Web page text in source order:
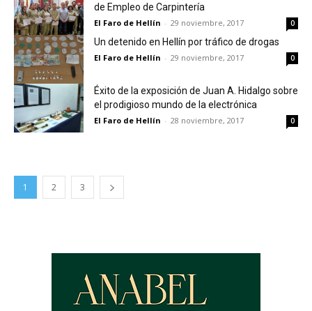
de Empleo de Carpintería
El Faro de Hellín - 29 noviembre, 2017 0
Un detenido en Hellín por tráfico de drogas
El Faro de Hellín - 29 noviembre, 2017 0
Éxito de la exposición de Juan A. Hidalgo sobre
el prodigioso mundo de la electrónica
El Faro de Hellín - 28 noviembre, 2017 0
1 2 3